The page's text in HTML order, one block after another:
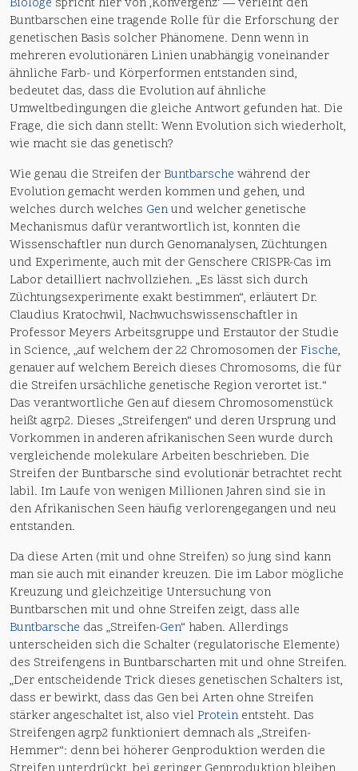
Biologe spricht hier von ‚Konvergenz‘ — verleiht den
Buntbarschen eine tragende Rolle für die Erforschung der
genetischen Basis solcher Phänomene. Denn wenn in
mehreren evolutionären Linien unabhängig voneinander
ähnliche Farb- und Körperformen entstanden sind,
bedeutet das, dass die Evolution auf ähnliche
Umweltbedingungen die gleiche Antwort gefunden hat. Die
Frage, die sich dann stellt: Wenn Evolution sich wiederholt,
wie macht sie das genetisch?
Wie genau die Streifen der Buntbarsche während der
Evolution gemacht werden kommen und gehen, und
welches durch welches Genund welcher genetische
Mechanismus dafür verantwortlich ist, konnten die
Wissenschaftler nun durch Genomanalysen, Züchtungen
und Experimente, auch mit der Genschere CRISPR-Cas im
Labor detailliert nachvollziehen. „Es lässt sich durch
Züchtungsexperimente exakt bestimmen“, erläutert Dr.
Claudius Kratochwil, Nachwuchswissenschaftler in
Professor Meyers Arbeitsgruppe und Erstautor der Studie
in Science, „auf welchem der 22 Chromosomen der Fische,
genauer auf welchem Bereich dieses Chromosoms, die für
die Streifen ursächliche genetische Region verortet ist.“
Das verantwortliche Gen auf diesem Chromosomenstück
heißt agrp2. Dieses „Streifengen“ und deren Ursprung und
Vorkommen in anderen afrikanischen Seen wurde durch
vergleichende molekulare Arbeiten beschrieben. Die
Streifen der Buntbarsche sind evolutionär betrachtet recht
labil. Im Laufe von wenigen Millionen Jahren sind sie in
den Afrikanischen Seen häufig verlorengegangen und neu
entstanden.
Da diese Arten (mit und ohne Streifen) so jung sind kann
man sie auch mit einander kreuzen. Die im Labor mögliche
Kreuzung und gleichzeitige Untersuchung von
Buntbarschen mit und ohne Streifen zeigt, dass alle
Buntbarsche das „Streifen-Gen“ haben. Allerdings
unterscheiden sich die Schalter (regulatorische Elemente)
des Streifengens in Buntbarscharten mit und ohne Streifen.
„Der entscheidende Trick dieses genetischen Schalters ist,
dass er bewirkt, dass das Gen bei Arten ohne Streifen
stärker angeschaltet ist, also viel Protein entsteht. Das
Streifengen agrp2 funktioniert demnach als „Streifen-
Hemmer“: denn bei höherer Genproduktion werden die